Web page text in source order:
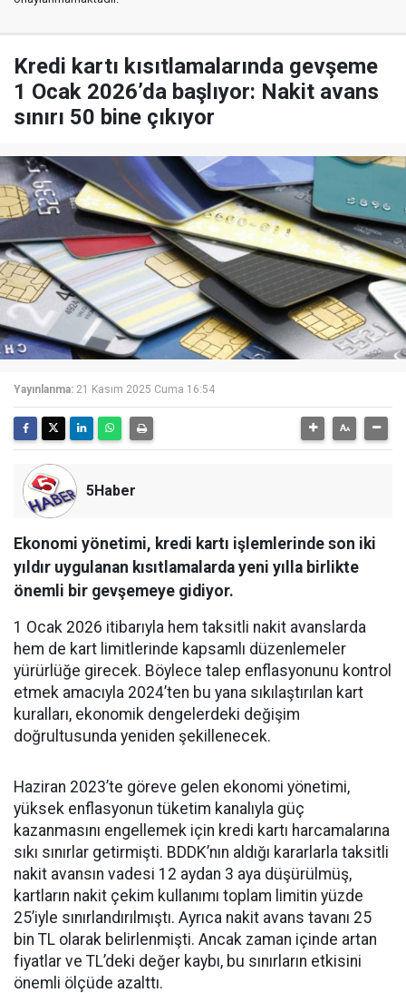
Kredi kartı kısıtlamalarında gevşeme
1 Ocak 2026’da başlıyor: Nakit avans
sınırı 50 bine çıkıyor
Yayınlanma: 21 Kasım 2025 Cuma 16:54
5Haber
Ekonomi yönetimi, kredi kartı işlemlerinde son iki
yıldır uygulanan kısıtlamalarda yeni yılla birlikte
önemli bir gevşemeye gidiyor.
1 Ocak 2026 itibarıyla hem taksitli nakit avanslarda
hem de kart limitlerinde kapsamlı düzenlemeler
yürürlüğe girecek. Böylece talep enflasyonunu kontrol
etmek amacıyla 2024’ten bu yana sıkılaştırılan kart
kuralları, ekonomik dengelerdeki değişim
doğrultusunda yeniden şekillenecek.
Haziran 2023’te göreve gelen ekonomi yönetimi,
yüksek enflasyonun tüketim kanalıyla güç
kazanmasını engellemek için kredi kartı harcamalarına
sıkı sınırlar getirmişti. BDDK’nın aldığı kararlarla taksitli
nakit avansın vadesi 12 aydan 3 aya düşürülmüş,
kartların nakit çekim kullanımı toplam limitin yüzde
25’iyle sınırlandırılmıştı. Ayrıca nakit avans tavanı 25
bin TL olarak belirlenmişti. Ancak zaman içinde artan
fiyatlar ve TL’deki değer kaybı, bu sınırların etkisini
önemli ölçüde azalttı.